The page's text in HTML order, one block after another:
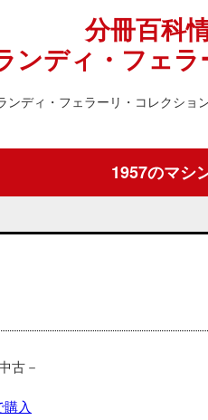
分冊百科
ンディ・フェ
ンディ・フェラーリ・コレクショ
1957のマシ
古－
入